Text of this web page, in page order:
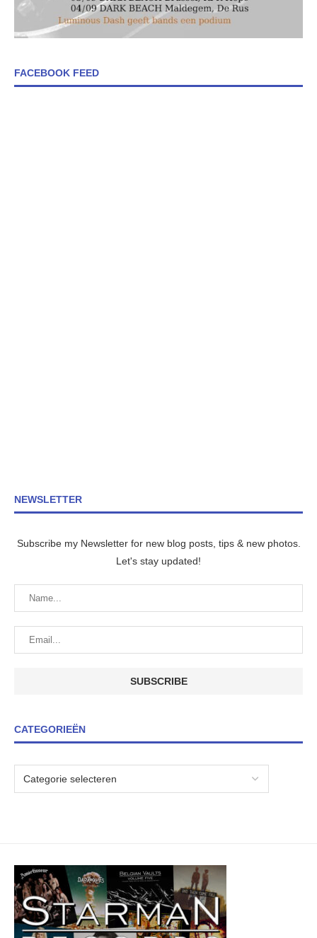
FACEBOOK FEED
NEWSLETTER
Subscribe my Newsletter for new blog posts, tips & new photos.
Let's stay updated!
CATEGORIEËN